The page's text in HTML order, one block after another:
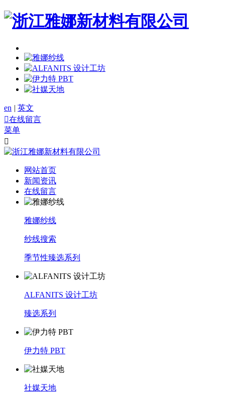
en | 英文
在线留言
菜单

网站首页
新闻资讯
在线留言
雅娜纱线
纱线搜索
季节性臻选系列
ALFANITS 设计工坊
臻选系列
伊力特 PBT
社媒天地